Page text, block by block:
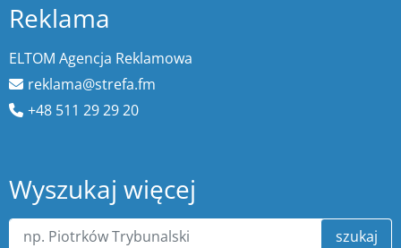
Reklama
ELTOM Agencja Reklamowa
reklama@strefa.fm
+48 511 29 29 20
Wyszukaj więcej
szukaj